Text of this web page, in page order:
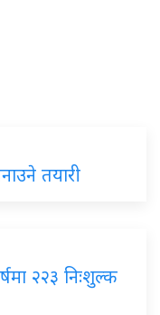
तयारी
२२३ निःशुल्क